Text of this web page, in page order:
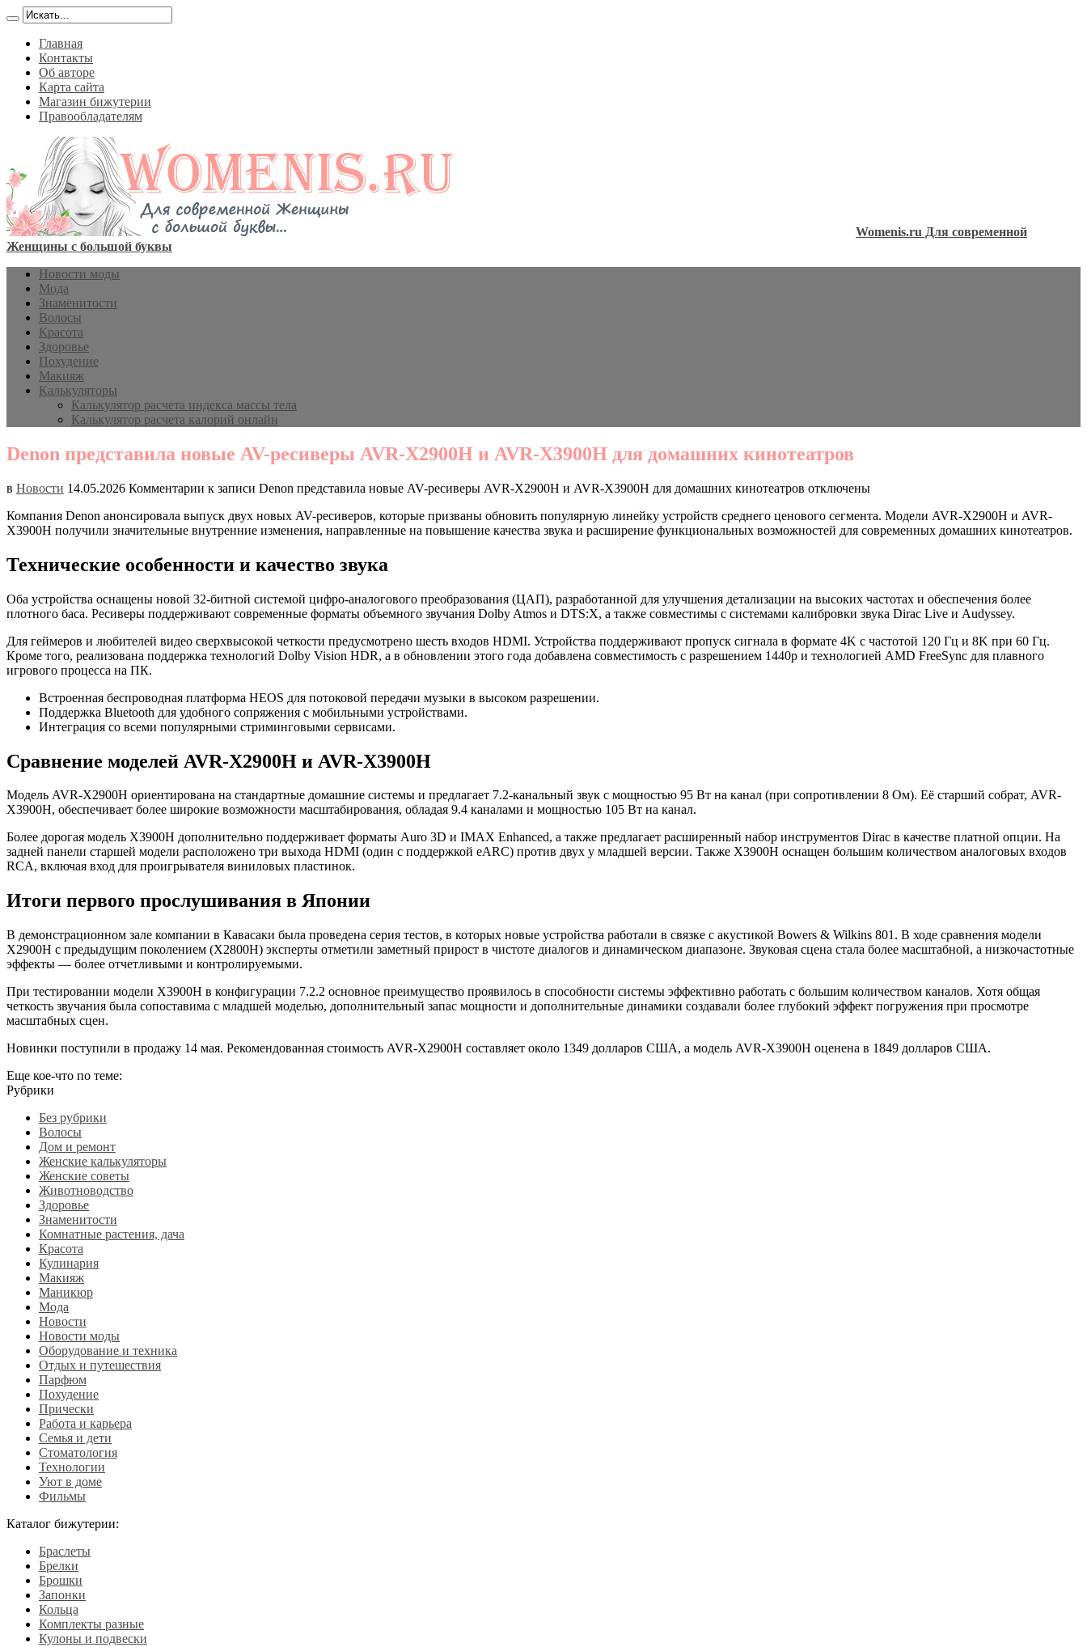
Главная
Контакты
Об авторе
Карта сайта
Магазин бижутерии
Правообладателям
Womenis.ru Для современной
Женщины с большой буквы
Новости моды
Мода
Знаменитости
Волосы
Красота
Здоровье
Похудение
Макияж
Калькуляторы
Калькулятор расчета индекса массы тела
Калькулятор расчета калорий онлайн
Denon представила новые AV-ресиверы AVR-X2900H и AVR-X3900H для домашних кинотеатров
в Новости 14.05.2026 Комментарии к записи Denon представила новые AV-ресиверы AVR-X2900H и AVR-X3900H для домашних кинотеатров отключены
Компания Denon анонсировала выпуск двух новых AV-ресиверов, которые призваны обновить популярную линейку устройств среднего ценового сегмента. Модели AVR-X2900H и AVR-
X3900H получили значительные внутренние изменения, направленные на повышение качества звука и расширение функциональных возможностей для современных домашних кинотеатров.
Технические особенности и качество звука
Оба устройства оснащены новой 32-битной системой цифро-аналогового преобразования (ЦАП), разработанной для улучшения детализации на высоких частотах и обеспечения более
плотного баса. Ресиверы поддерживают современные форматы объемного звучания Dolby Atmos и DTS:X, а также совместимы с системами калибровки звука Dirac Live и Audyssey.
Для геймеров и любителей видео сверхвысокой четкости предусмотрено шесть входов HDMI. Устройства поддерживают пропуск сигнала в формате 4K с частотой 120 Гц и 8K при 60 Гц.
Кроме того, реализована поддержка технологий Dolby Vision HDR, а в обновлении этого года добавлена совместимость с разрешением 1440p и технологией AMD FreeSync для плавного
игрового процесса на ПК.
Встроенная беспроводная платформа HEOS для потоковой передачи музыки в высоком разрешении.
Поддержка Bluetooth для удобного сопряжения с мобильными устройствами.
Интеграция со всеми популярными стриминговыми сервисами.
Сравнение моделей AVR-X2900H и AVR-X3900H
Модель AVR-X2900H ориентирована на стандартные домашние системы и предлагает 7.2-канальный звук с мощностью 95 Вт на канал (при сопротивлении 8 Ом). Её старший собрат, AVR-
X3900H, обеспечивает более широкие возможности масштабирования, обладая 9.4 каналами и мощностью 105 Вт на канал.
Более дорогая модель X3900H дополнительно поддерживает форматы Auro 3D и IMAX Enhanced, а также предлагает расширенный набор инструментов Dirac в качестве платной опции. На
задней панели старшей модели расположено три выхода HDMI (один с поддержкой eARC) против двух у младшей версии. Также X3900H оснащен большим количеством аналоговых входов
RCA, включая вход для проигрывателя виниловых пластинок.
Итоги первого прослушивания в Японии
В демонстрационном зале компании в Кавасаки была проведена серия тестов, в которых новые устройства работали в связке с акустикой Bowers & Wilkins 801. В ходе сравнения модели
X2900H с предыдущим поколением (X2800H) эксперты отметили заметный прирост в чистоте диалогов и динамическом диапазоне. Звуковая сцена стала более масштабной, а низкочастотные
эффекты — более отчетливыми и контролируемыми.
При тестировании модели X3900H в конфигурации 7.2.2 основное преимущество проявилось в способности системы эффективно работать с большим количеством каналов. Хотя общая
четкость звучания была сопоставима с младшей моделью, дополнительный запас мощности и дополнительные динамики создавали более глубокий эффект погружения при просмотре
масштабных сцен.
Новинки поступили в продажу 14 мая. Рекомендованная стоимость AVR-X2900H составляет около 1349 долларов США, а модель AVR-X3900H оценена в 1849 долларов США.
Еще кое-что по теме:
Рубрики
Без рубрики
Волосы
Дом и ремонт
Женские калькуляторы
Женские советы
Животноводство
Здоровье
Знаменитости
Комнатные растения, дача
Красота
Кулинария
Макияж
Маникюр
Мода
Новости
Новости моды
Оборудование и техника
Отдых и путешествия
Парфюм
Похудение
Прически
Работа и карьера
Семья и дети
Стоматология
Технологии
Уют в доме
Фильмы
Каталог бижутерии:
Браслеты
Брелки
Брошки
Запонки
Кольца
Комплекты разные
Кулоны и подвески